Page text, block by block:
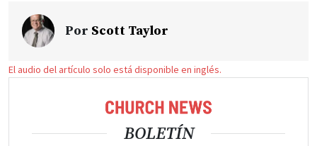
Por Scott Taylor
El audio del artículo solo está disponible en inglés.
BOLETÍN